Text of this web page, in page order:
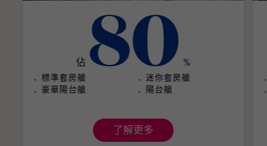
佔 80 %
標準套房艙
迷你套房艙
豪華陽台艙
陽台艙
了解更多